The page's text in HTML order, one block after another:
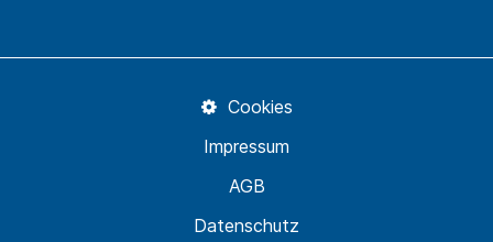
Datenschutz
AGB
Impressum
Cookies